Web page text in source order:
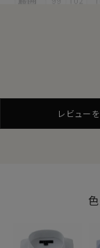
通気性がよく、汗
ストライプ生地を使
アイスコットンと
材といっても過言
ロンがけが必須の
をいかした上で
アイロンが滑るよ
レビューを